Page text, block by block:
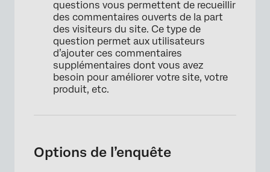
questions vous permettent de recueillir
des commentaires ouverts de la part
des visiteurs du site. Ce type de
question permet aux utilisateurs
d’ajouter ces commentaires
supplémentaires dont vous avez
besoin pour améliorer votre site, votre
produit, etc.
Options de l’enquête